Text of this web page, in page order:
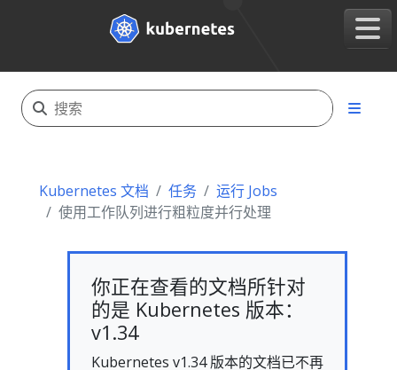
Kubernetes 文档 任务
运行 Jobs
使用工作队列进行粗粒度并行处理
你正在查看的文档所针对
的是 Kubernetes 版本：
v1.34
Kubernetes v1.34 版本的文档已不再